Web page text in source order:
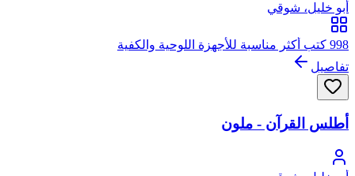
أبو خليل، شوقي
998 كتب أكثر مناسبة للأجهزة اللوحية والكفية
تفاصيل
أطلس القرآن - ملون